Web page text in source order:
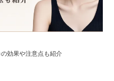
効果や注意点も紹介